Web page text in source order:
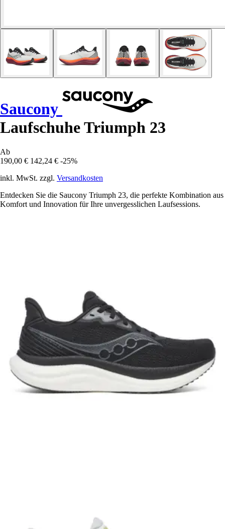
Saucony
Laufschuhe Triumph 23
Ab
190,00 € 142,24 € -25%
inkl. MwSt. zzgl. Versandkosten
Entdecken Sie die Saucony Triumph 23, die perfekte Kombination aus
Komfort und Innovation für Ihre unvergesslichen Laufsessions.